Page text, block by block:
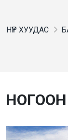
НҮҮР ХУУДАС